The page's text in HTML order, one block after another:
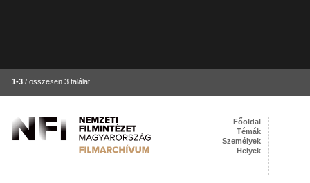
1-3 / összesen 3 találat
Főoldal
Témák
Személyek
Helyek